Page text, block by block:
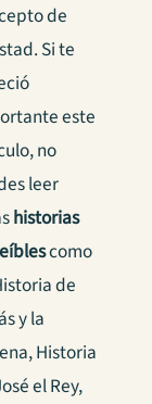
de
Si te
este
no
leer
historias
como
de
y la
Historia
el Rey,